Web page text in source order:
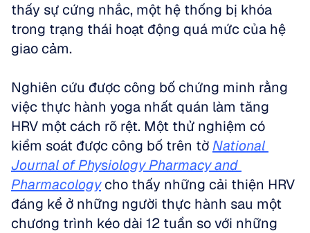
thấy sự cứng nhắc, một hệ thống bị khóa
trong trạng thái hoạt động quá mức của hệ
giao cảm.
Nghiên cứu được công bố chứng minh rằng
việc thực hành yoga nhất quán làm tăng
HRV một cách rõ rệt. Một thử nghiệm có
kiểm soát được công bố trên tờ National
Journal of Physiology Pharmacy and
Pharmacology cho thấy những cải thiện HRV
đáng kể ở những người thực hành sau một
chương trình kéo dài 12 tuần so với những